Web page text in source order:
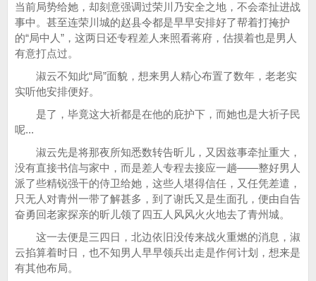
当前局势给她，却刻意强调过荣川乃安全之地，不会牵扯进战
事中。甚至连荣川城的赵县令都是早早安排好了帮着打掩护
的“局中人”，这两日还专程差人来照看蒋府，估摸着也是男人
有意打点过。
淑云不知此“局”面貌，想来男人精心布置了数年，老老实
实听他安排便好。
是了，毕竟这大祈都是在他的庇护下，而她也是大祈子民
呢...
淑云先是将那夜所知悉数转告昕儿，又因兹事牵扯重大，
没有直接书信与家中，而是差人专程去接应一趟——整好男人
派了些精锐强干的侍卫给她，这些人堪得信任，又任凭差遣，
只无人对青州一带了解甚多，到了谢氏又是生面孔，便由自告
奋勇回老家探亲的昕儿领了四五人风风火火地去了青州城。
这一去便是三四日，北边依旧没传来战火重燃的消息，淑
云掐算着时日，也不知男人早早领兵出走是作何计划，想来是
有其他布局。